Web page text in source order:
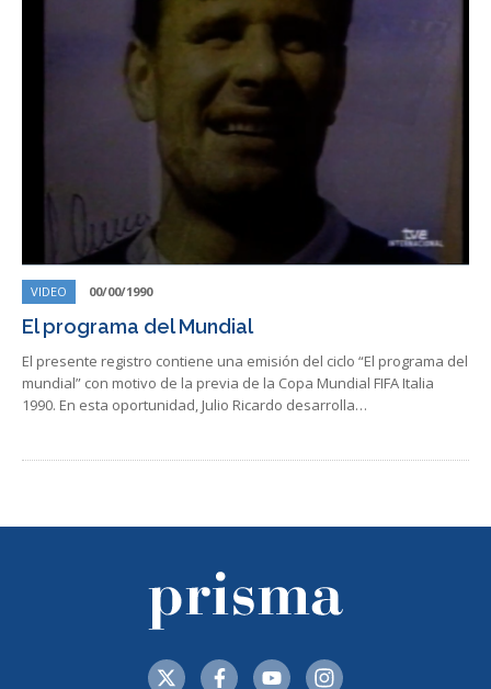
VIDEO 00/00/1990
El programa del Mundial
El presente registro contiene una emisión del ciclo “El programa del
mundial” con motivo de la previa de la Copa Mundial FIFA Italia
1990. En esta oportunidad, Julio Ricardo desarrolla…